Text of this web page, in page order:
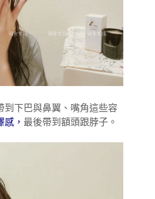
到下巴與鼻翼、嘴角這些容
， 最後帶到額頭跟脖子。